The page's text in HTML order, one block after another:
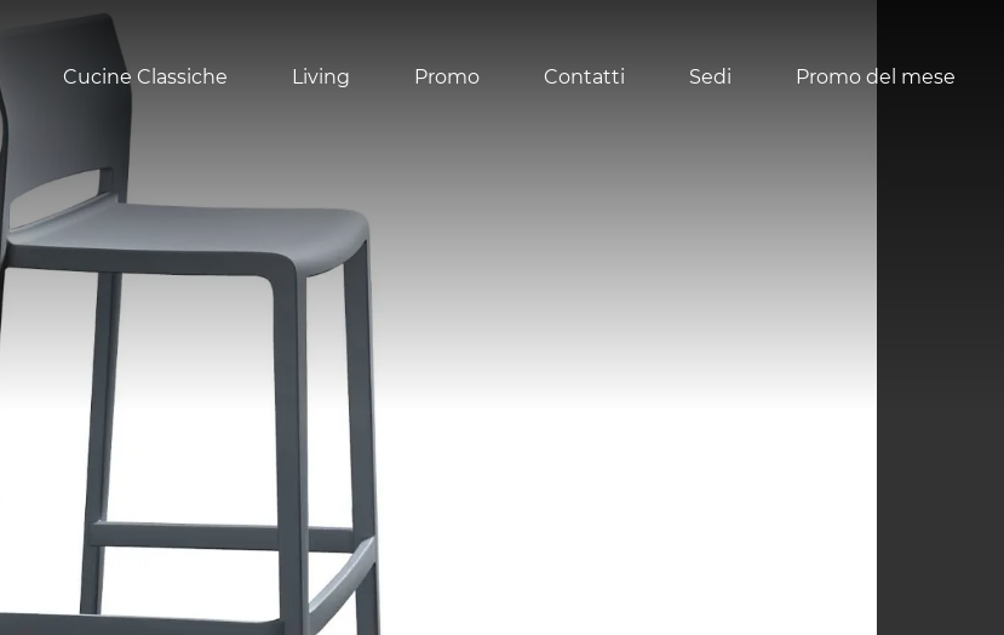
Cucine Classiche Living Promo Contatti Sedi Promo del mese